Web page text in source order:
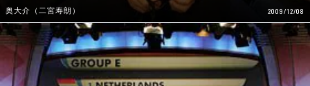
奥大介（二宮寿朗） 2009/12/08